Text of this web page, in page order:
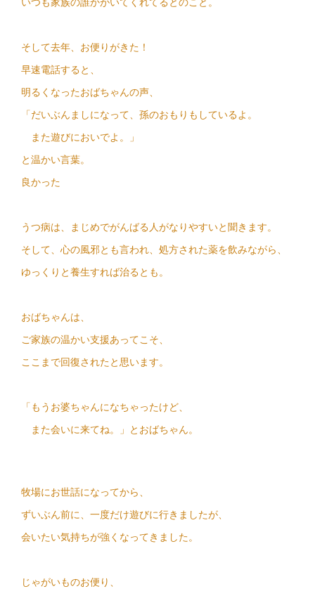
そして去年、お便りがきた！
早速電話すると、
明るくなったおばちゃんの声、
「だいぶんましになって、孫のおもりもしているよ。
また遊びにおいでよ。」
と温かい言葉。
良かった
うつ病は、まじめでがんばる人がなりやすいと聞きます。
そして、心の風邪とも言われ、処方された薬を飲みながら、
ゆっくりと養生すれば治るとも。
おばちゃんは、
ご家族の温かい支援あってこそ、
ここまで回復されたと思います。
「もうお婆ちゃんになちゃったけど、
また会いに来てね。」とおばちゃん。
牧場にお世話になってから、
ずいぶん前に、一度だけ遊びに行きましたが、
会いたい気持ちが強くなってきました。
じゃがいものお便り、